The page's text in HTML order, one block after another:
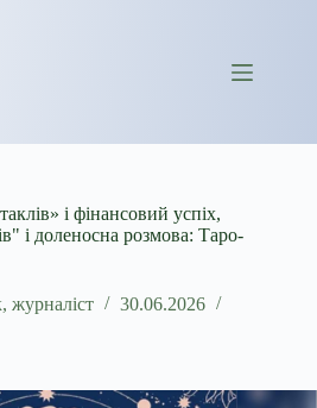
і фінансовий успіх,
і доленосна розмова: Таро-
журналіст
30.06.2026